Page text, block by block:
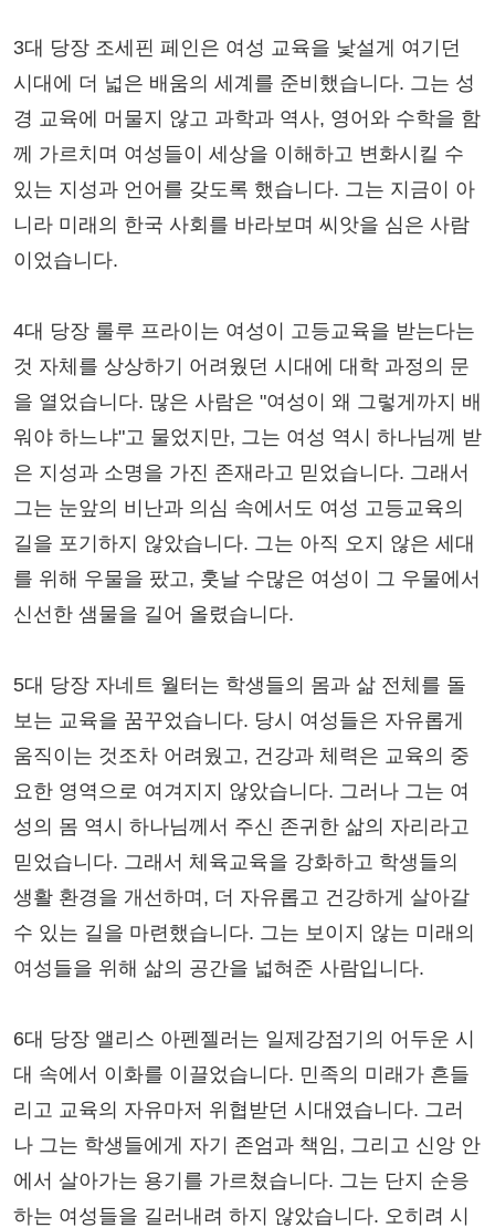
3대 당장 조세핀 페인은 여성 교육을 낯설게 여기던
시대에 더 넓은 배움의 세계를 준비했습니다. 그는 성
경 교육에 머물지 않고 과학과 역사, 영어와 수학을 함
께 가르치며 여성들이 세상을 이해하고 변화시킬 수
있는 지성과 언어를 갖도록 했습니다. 그는 지금이 아
니라 미래의 한국 사회를 바라보며 씨앗을 심은 사람
이었습니다.
4대 당장 룰루 프라이는 여성이 고등교육을 받는다는
것 자체를 상상하기 어려웠던 시대에 대학 과정의 문
을 열었습니다. 많은 사람은 "여성이 왜 그렇게까지 배
워야 하느냐"고 물었지만, 그는 여성 역시 하나님께 받
은 지성과 소명을 가진 존재라고 믿었습니다. 그래서
그는 눈앞의 비난과 의심 속에서도 여성 고등교육의
길을 포기하지 않았습니다. 그는 아직 오지 않은 세대
를 위해 우물을 팠고, 훗날 수많은 여성이 그 우물에서
신선한 샘물을 길어 올렸습니다.
5대 당장 자네트 월터는 학생들의 몸과 삶 전체를 돌
보는 교육을 꿈꾸었습니다. 당시 여성들은 자유롭게
움직이는 것조차 어려웠고, 건강과 체력은 교육의 중
요한 영역으로 여겨지지 않았습니다. 그러나 그는 여
성의 몸 역시 하나님께서 주신 존귀한 삶의 자리라고
믿었습니다. 그래서 체육교육을 강화하고 학생들의
생활 환경을 개선하며, 더 자유롭고 건강하게 살아갈
수 있는 길을 마련했습니다. 그는 보이지 않는 미래의
여성들을 위해 삶의 공간을 넓혀준 사람입니다.
6대 당장 앨리스 아펜젤러는 일제강점기의 어두운 시
대 속에서 이화를 이끌었습니다. 민족의 미래가 흔들
리고 교육의 자유마저 위협받던 시대였습니다. 그러
나 그는 학생들에게 자기 존엄과 책임, 그리고 신앙 안
에서 살아가는 용기를 가르쳤습니다. 그는 단지 순응
하는 여성들을 길러내려 하지 않았습니다. 오히려 시